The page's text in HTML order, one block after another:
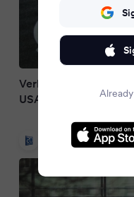
Verlegt die UBS ihren
USA?
20 Minuten
9 months ago